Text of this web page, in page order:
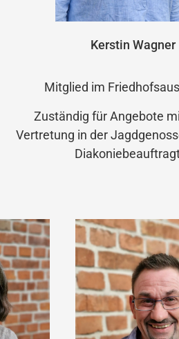
Kerstin Wagner
Mitglied im
Zuständig für Angebote
Vertretung in der